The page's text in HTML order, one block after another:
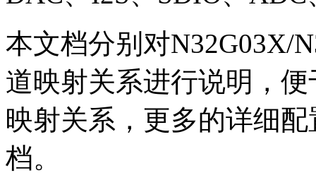
本文档分别对N32G03X/
道映射关系进行说明， 便
映射关系， 更多的详细
档。